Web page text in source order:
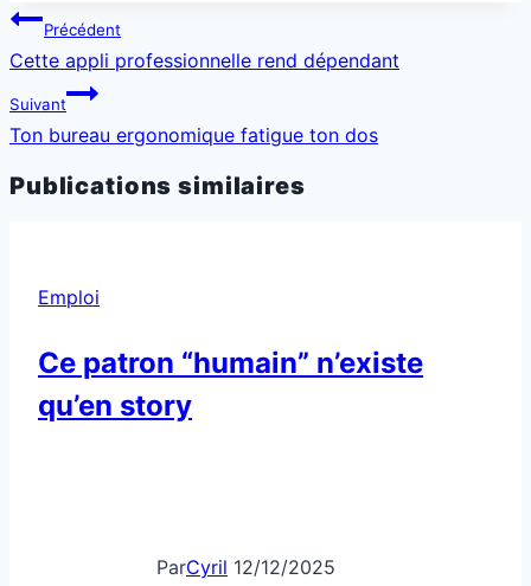
Navigation
de
l’article
Précédent
Cette appli professionnelle rend dépendant
Suivant
Ton bureau ergonomique fatigue ton dos
Publications similaires
Emploi
Ce patron “humain” n’existe
qu’en story
ParCyril 12/12/2025